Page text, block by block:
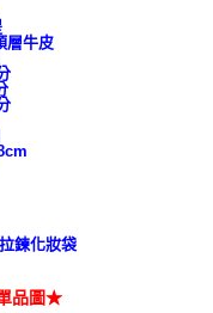
層牛皮
鍊化妝袋
品圖★